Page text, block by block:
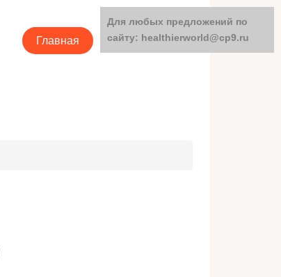
Главная Категории
Для любых предложений по
сайту: healthierworld@cp9.ru